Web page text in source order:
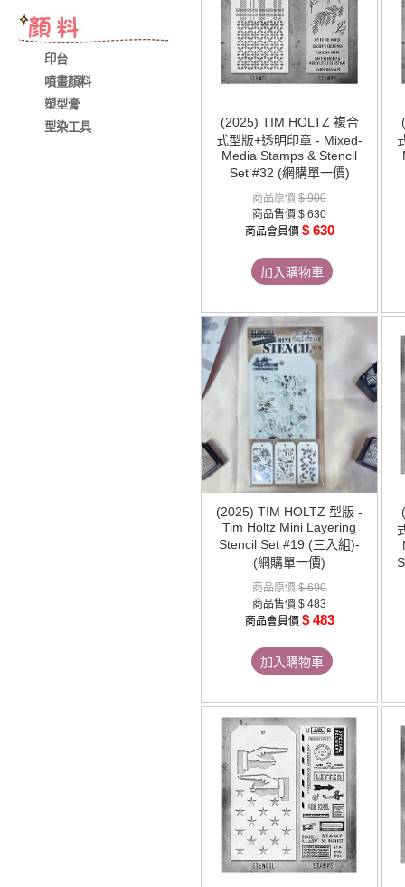
印台
噴畫顏料
塑型膏
型染工具
(2025) TIM HOLTZ 複合
式型版+透明印章 - Mixed-
Media Stamps & Stencil
Set #32 (網購單一價)
商品原價 $ 900
商品售價 $ 630
商品會員價 $ 630
加入購物車
(2025) TIM HOLTZ 型版 -
Tim Holtz Mini Layering
Stencil Set #19 (三入組)-
(網購單一價)
商品原價 $ 690
商品售價 $ 483
商品會員價 $ 483
加入購物車